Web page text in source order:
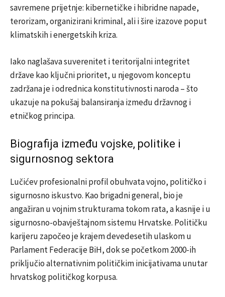
savremene prijetnje: kibernetičke i hibridne napade,
terorizam, organizirani kriminal, ali i šire izazove poput
klimatskih i energetskih kriza.
Iako naglašava suverenitet i teritorijalni integritet
države kao ključni prioritet, u njegovom konceptu
zadržana je i odrednica konstitutivnosti naroda – što
ukazuje na pokušaj balansiranja između državnog i
etničkog principa.
Biografija između vojske, politike i
sigurnosnog sektora
Lučićev profesionalni profil obuhvata vojno, političko i
sigurnosno iskustvo. Kao brigadni general, bio je
angažiran u vojnim strukturama tokom rata, a kasnije i u
sigurnosno-obavještajnom sistemu Hrvatske. Političku
karijeru započeo je krajem devedesetih ulaskom u
Parlament Federacije BiH, dok se početkom 2000-ih
priključio alternativnim političkim inicijativama unutar
hrvatskog političkog korpusa.